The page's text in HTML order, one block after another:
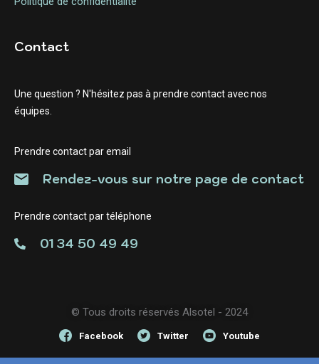
Contact
Une question ? N'hésitez pas à prendre contact avec nos
équipes.
Prendre contact par email
Rendez-vous sur notre page de contact
Prendre contact par téléphone
01 34 50 49 49
© Tous droits réservés Alsotel - 2024
Facebook Twitter Youtube